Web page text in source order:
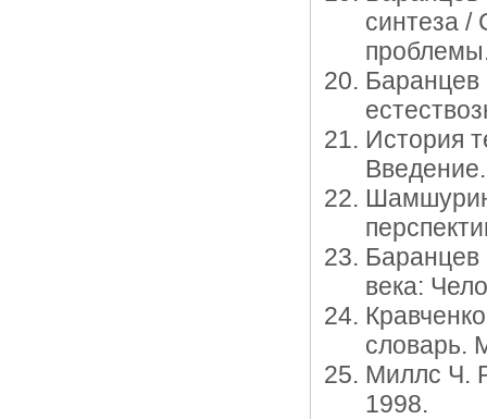
синтеза /
Баранцев
История
Введение.
Шамшурин
Баранцев
века:
словарь.
Миллс Ч.
1998.